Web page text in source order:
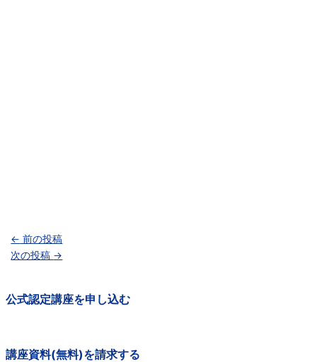
← 前の投稿
次の投稿 →
公式認定講座を申し込む
講座資料(無料)を請求する